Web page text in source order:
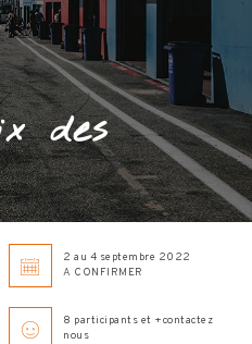
des
2 au 4 septembre 2022
A CONFIRMER
8 participants et +contactez
nous